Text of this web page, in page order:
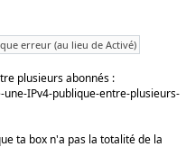
erreur (au lieu de Activé)
plusieurs abonnés :
IPv4-publique-entre-plusieurs-
ta box n'a pas la totalité de la